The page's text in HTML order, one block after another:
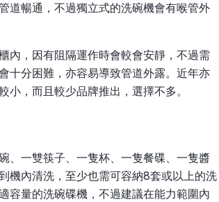
道暢通，不過獨立式的洗碗機會有喉管外
內，因有阻隔運作時會較會安靜，不過需
十分困難，亦容易導致管道外露。近年亦
，而且較少品牌推出，選擇不多。
、一雙筷子、一隻杯、一隻餐碟、一隻醬
機內清洗，至少也需可容納8套或以上的洗
容量的洗碗碟機，不過建議在能力範圍內